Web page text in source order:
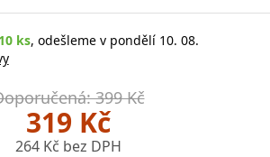
ks, odešleme v pondělí 10. 08.
399 Kč
319 Kč
264 Kč bez DPH